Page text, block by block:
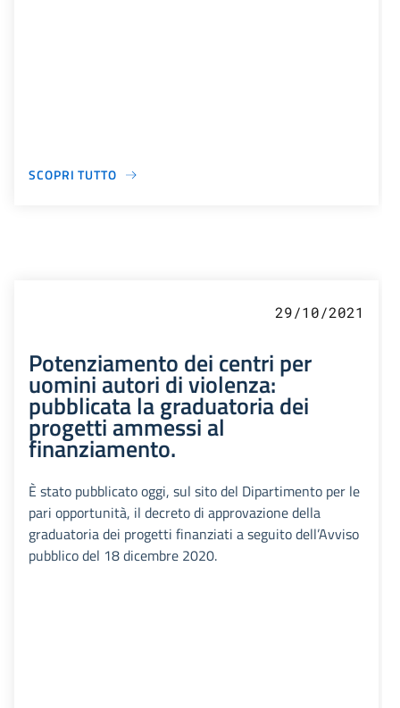
SCOPRI TUTTO
29/10/2021
Potenziamento dei centri per
uomini autori di violenza:
pubblicata la graduatoria dei
progetti ammessi al
finanziamento.
È stato pubblicato oggi, sul sito del Dipartimento per le
pari opportunità, il decreto di approvazione della
graduatoria dei progetti finanziati a seguito dell’Avviso
pubblico del 18 dicembre 2020.